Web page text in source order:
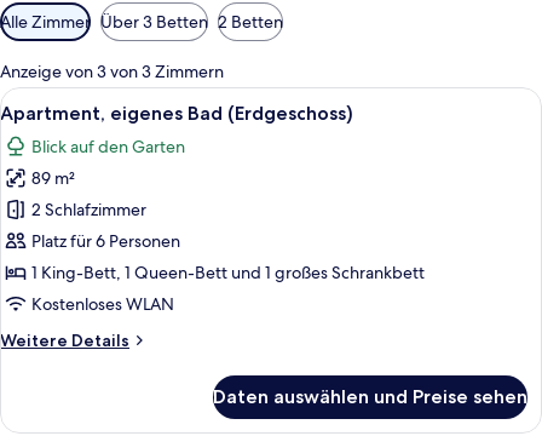
Verfügbare
Filter
für
Zimmer
Alle Zimmer Über 3 Betten 2 Betten
Anzeige von 3 von 3 Zimmern
Alle
Fotos
für
Apartment,
eigenes
Bad
(Erdgeschoss)
anzeigen
Apartment, eigenes Bad
16
Apartment, eigenes Bad (Erdgeschoss)
Blick auf den Garten
89 m²
2 Schlafzimmer
Platz für 6 Personen
1 King-Bett, 1 Queen-Bett und 1 großes Schrankbett
Kostenloses WLAN
Weitere Details
Weitere
eigenes
Daten auswählen und Preise sehen